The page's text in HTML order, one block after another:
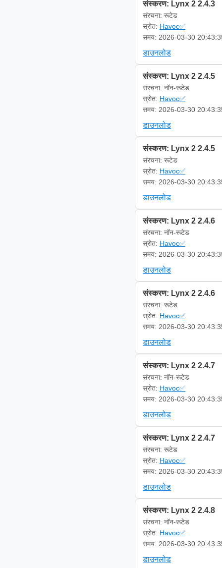
संस्करण: Lynx 2 2.4.3
संरचना: रूटेड
स्रोत: Havoc✅
समय: 2026-03-30
डाउनलोड
संस्करण: Lynx 2 2.4.5
संरचना: नॉन-रूटेड
स्रोत: Havoc✅
समय: 2026-03-30
डाउनलोड
संस्करण: Lynx 2 2.4.5
संरचना: रूटेड
स्रोत: Havoc✅
समय: 2026-03-30
डाउनलोड
संस्करण: Lynx 2 2.4.6
संरचना: नॉन-रूटेड
स्रोत: Havoc✅
समय: 2026-03-30
डाउनलोड
संस्करण: Lynx 2 2.4.6
संरचना: रूटेड
स्रोत: Havoc✅
समय: 2026-03-30
डाउनलोड
संस्करण: Lynx 2 2.4.7
संरचना: नॉन-रूटेड
स्रोत: Havoc✅
समय: 2026-03-30
डाउनलोड
संस्करण: Lynx 2 2.4.7
संरचना: रूटेड
स्रोत: Havoc✅
समय: 2026-03-30
डाउनलोड
संस्करण: Lynx 2 2.4.8
संरचना: नॉन-रूटेड
स्रोत: Havoc✅
समय: 2026-03-30
डाउनलोड